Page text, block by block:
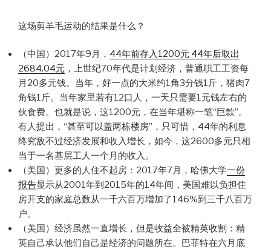
这场剪羊毛运动的结果是什么？
（中国）2017年9月， 44年前存入1200元 44年后取出
2684.04元 ，上世纪70年代是计划经济，普通职工工资每
月20多元钱。当年，好一点的大米约1角3分钱1斤，猪肉7
角钱1斤。当年家里若有12口人，一天只需要1元钱左右的
伙食费。也就是说，这1200元，在当年堪称一笔“巨款”。
有人提出，“甚至可以盖两栋楼房”，只可惜，44年的利息
终究敌不过经济发展和收入增长，如今，这2600多元只相
当于一名基层工人一个月的收入。
（美国）更多的人住不起房：2017年7月，哈佛大学一份
报告显示从2001年到2015年的14年间，美国难以负担住
房开支的家庭总数从一千六百万增加了146%到三千八百万
户。
（美国）经济虽然一直增长，但是收益全被精英收割：精
英自己承认他们自己是经济的问题所在。巴菲特在六月底